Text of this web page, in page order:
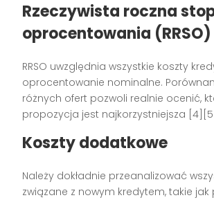
Rzeczywista roczna
oprocentowania (RRSO)
RRSO uwzględnia wszystkie koszty
oprocentowanie nominalne.
różnych ofert pozwoli realnie ocenić,
propozycja jest najkorzystniejsza
Koszty dodatkowe
Należy dokładnie przeanalizować
związane z nowym kredytem, takie jak